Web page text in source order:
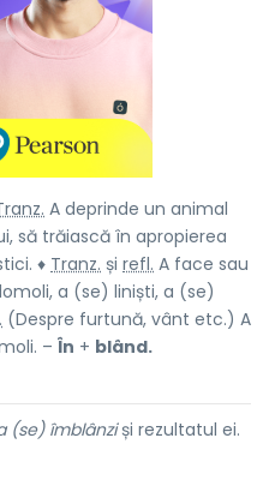
A deprinde un animal
să trăiască în apropierea
♦ Tranz. și refl. A face sau
a (se) liniști, a (se)
(Despre furtună, vânt etc.) A
– În + blând.
(se) îmblânziși rezultatul ei.